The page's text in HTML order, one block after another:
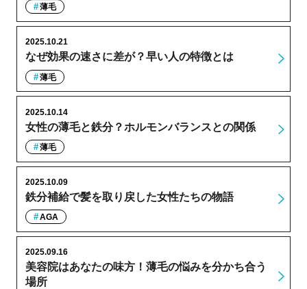
薄毛
なぜ効果の速さに差が？早い人の特徴とは
2025.10.21
薄毛
女性の薄毛と鉄分？ホルモンバランスとの関係
2025.10.14
薄毛
鉄分補給で髪を取り戻した女性たちの物語
2025.10.09
AGA
美容院はあなたの味方！薄毛の悩みを分かち合う
場所
2025.09.16